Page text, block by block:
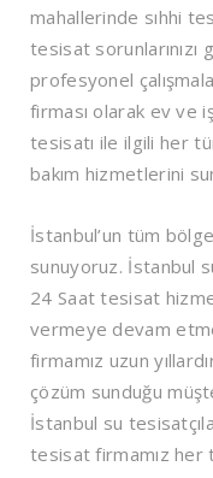
mahallerinde sıhhi
tesisat sorunlarınızı
profesyonel
firması olarak ev ve
tesisatı ile ilgili her
bakım hizmetlerini
İstanbul’un tüm
sunuyoruz. İstanbul
24 Saat tesisat
vermeye devam
firmamız uzun
çözüm sunduğu
İstanbul su
tesisat firmamız her